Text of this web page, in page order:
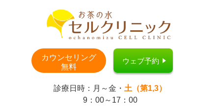
カウンセリング
無料
ウェブ予約
診療日時：月～金・ 土（第1,3）
9：00～17：00